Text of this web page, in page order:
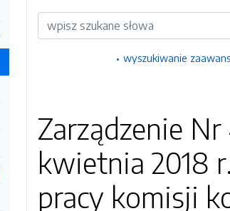
Wyszukiwarka
wyszukiwanie
Zarządzenie
kwietnia 2018
pracy komisji